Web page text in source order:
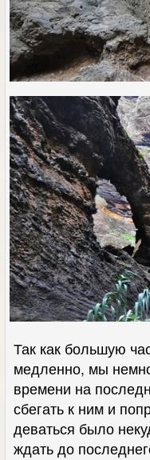
Так как большую
медленно, мы
времени на
сбегать к ним и
деваться было
ждать до